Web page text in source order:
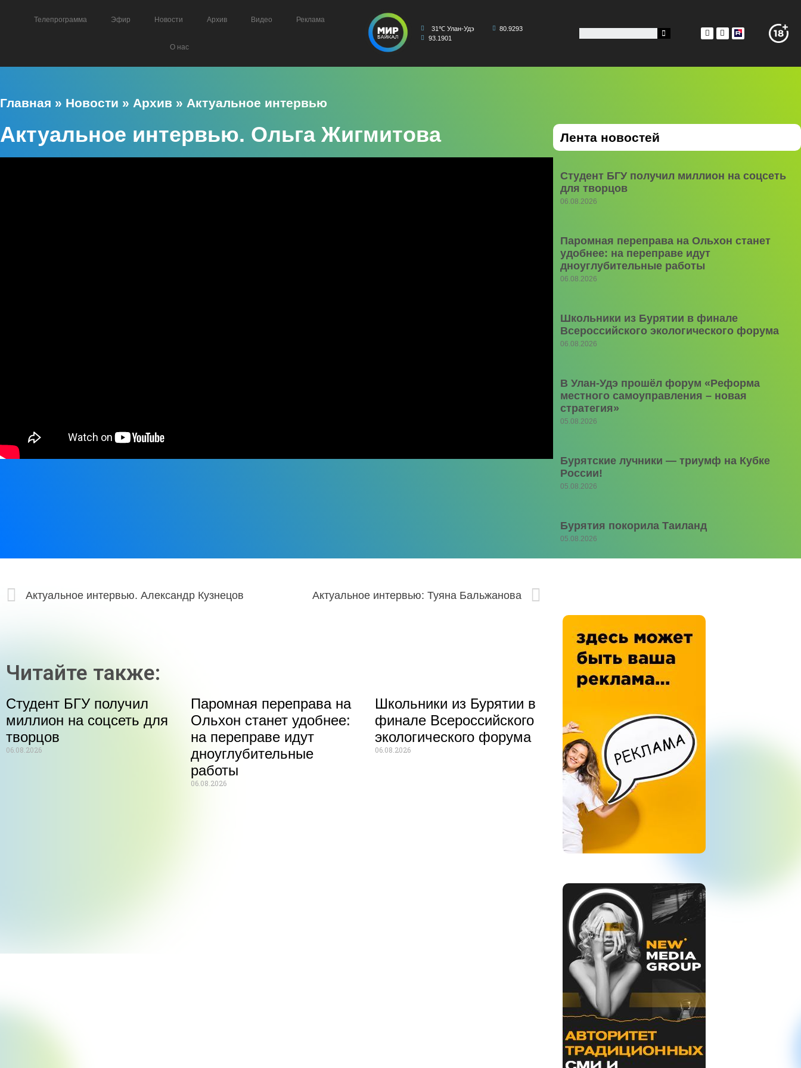
Телепрограмма Эфир Новости Архив Видео Реклама
О нас
31℃ Улан-Удэ
80.9293
93.1901
Главная » Новости » Архив » Актуальное интервью
Актуальное интервью. Ольга Жигмитова Лента новостей
Студент БГУ получил миллион на соцсеть
для творцов
06.08.2026
Паромная переправа на Ольхон станет
удобнее: на переправе идут
дноуглубительные работы
06.08.2026
Школьники из Бурятии в финале
Всероссийского экологического форума
06.08.2026
В Улан-Удэ прошёл форум «Реформа
местного самоуправления – новая
стратегия»
05.08.2026
Бурятские лучники — триумф на Кубке
России!
05.08.2026
Бурятия покорила Таиланд
05.08.2026
Актуальное интервью. Александр Кузнецов Актуальное интервью: Туяна Бальжанова
Читайте также:
Студент БГУ получил
миллион на соцсеть для
творцов
06.08.2026
Паромная переправа на
Ольхон станет удобнее:
на переправе идут
дноуглубительные
работы
06.08.2026
Школьники из Бурятии в
финале Всероссийского
экологического форума
06.08.2026